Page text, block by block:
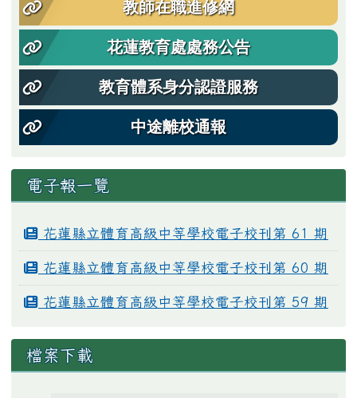
教師在職進修網
花蓮教育處處務公告
教育體系身分認證服務
中途離校通報
電子報一覽
花蓮縣立體育高級中等學校電子校刊第 61 期
花蓮縣立體育高級中等學校電子校刊第 60 期
花蓮縣立體育高級中等學校電子校刊第 59 期
檔案下載